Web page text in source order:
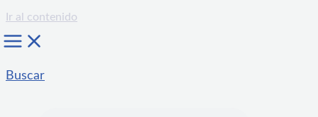
Ir al contenido
Buscar